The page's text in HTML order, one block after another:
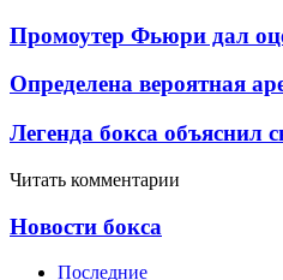
Промоутер Фьюри дал
Определена вероятная
Легенда бокса
Читать комментарии
Новости бокса
Последние